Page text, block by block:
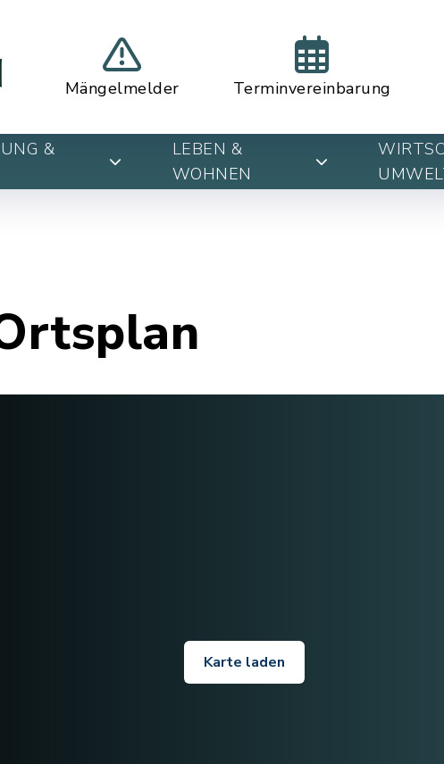
Mängelmelder Terminvereinbarung
&
LEBEN &
WOHNEN
Karte laden